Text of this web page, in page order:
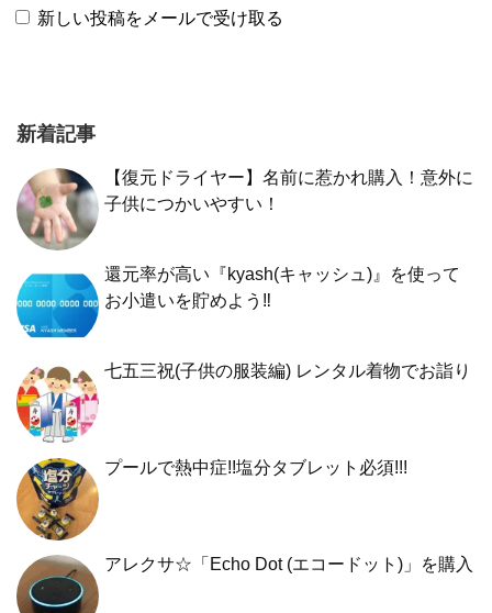
新しい投稿をメールで受け取る
新着記事
【復元ドライヤー】名前に惹かれ購入！意外に
子供につかいやすい！
還元率が高い『kyash(キャッシュ)』を使って
お小遣いを貯めよう‼︎
七五三祝(子供の服装編) レンタル着物でお詣り
プールで熱中症!!塩分タブレット必須!!!
アレクサ☆「Echo Dot (エコードット)」を購入